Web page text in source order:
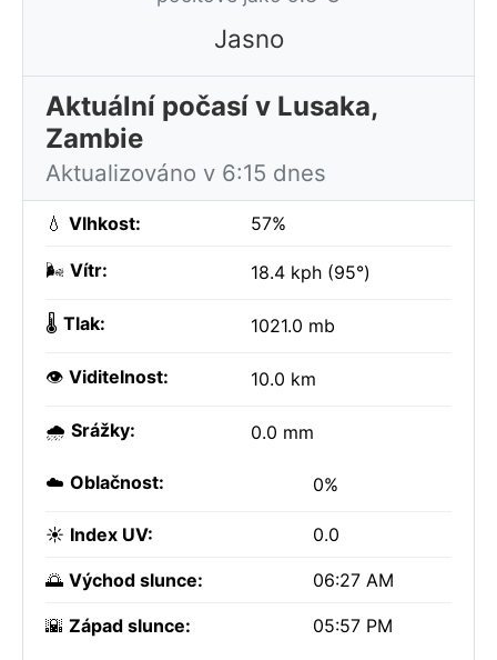
Jasno
Aktuální počasí v Lusaka,
Zambie
Aktualizováno v 6:15 dnes
💧 Vlhkost: 57%
🌬️ Vítr: 18.4 kph (95°)
🌡️ Tlak: 1021.0 mb
👁️ Viditelnost: 10.0 km
🌧️ Srážky: 0.0 mm
☁️ Oblačnost: 0%
☀️ Index UV: 0.0
🌅 Východ slunce: 06:27 AM
🌇 Západ slunce: 05:57 PM